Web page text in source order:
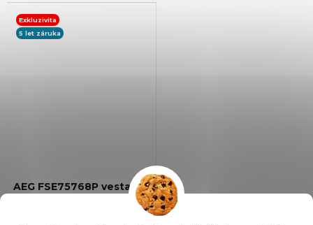
nádobí: 14, Počet programů: 8,
Spotřeba vody na cyklus: 8,5...
Exkluzivita
5 let záruka
AEG FSE75768P vestavná
myčka nádobí GlassCare